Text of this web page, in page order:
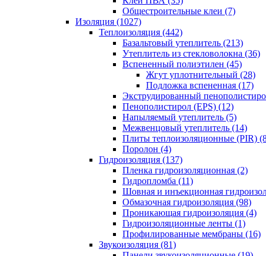
Общестроительные клеи (7)
Изоляция (1027)
Теплоизоляция (442)
Базальтовый утеплитель (213)
Утеплитель из стекловолокна (36)
Вспененный полиэтилен (45)
Жгут уплотнительный (28)
Подложка вспененная (17)
Экструдированный
Пенополистирол (EPS) (12)
Напыляемый утеплитель (5)
Межвенцовый утеплитель (14)
Плиты теплоизоляционные (PIR)
Поролон (4)
Гидроизоляция (137)
Пленка гидроизоляционная (2)
Гидропломба (11)
Шовная и инъекционная
Обмазочная гидроизоляция (98)
Проникающая гидроизоляция (4)
Гидроизоляционные ленты (1)
Профилированные мембраны (16)
Звукоизоляция (81)